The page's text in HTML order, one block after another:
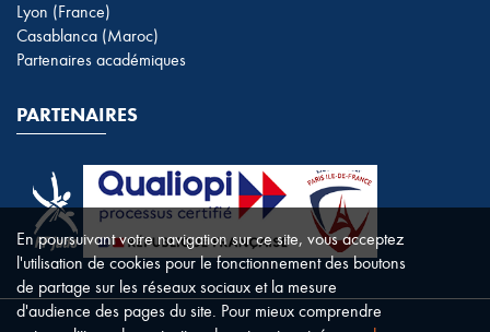
Lyon (France)
Casablanca (Maroc)
Partenaires académiques
PARTENAIRES
En poursuivant votre navigation sur ce site, vous acceptez
l'utilisation de cookies pour le fonctionnement des boutons
de partage sur les réseaux sociaux et la mesure
d'audience des pages du site. Pour mieux comprendre